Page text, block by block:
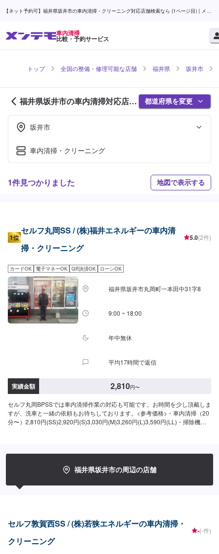
【ネット予約可】福井県坂井市の車内清掃・クリーニング対応店舗検索なら (1ページ目) | メン
車内清掃
比較・予約サービス
トップ 全国の整備・修理可能な店舗 福井県 坂井市
福井県坂井市の車内清掃対応店舗
紹介 (1ページ目)
都道府県を変更
坂井市
車内清掃・クリーニング
1件見つかりました 地図で表示する
1位
セルフ丸岡SS / (株)福井エネルギーの車内清
掃・クリーニング
5.0(2件)
カードOK 電子マネーOK QR決済OK ローンOK
福井県坂井市丸岡町一本田中31字8
9:00 ~ 18:00
年中無休
平均17時間で返信
実績金額 2,810円〜
セルフ丸岡BPSSでは車内清掃作業の対応も可能です。お時間を少し頂戴しま
すが、洗車と一緒の依頼もお待ちしております。<参考価格>・車内清掃（20
分〜）2,810円(SS)2,920円(S)3,030円(M)3,260円(L)3,590円(LL)・掃除機が
福井県坂井市の周辺の店舗
セルフ敦賀西SS / (株)若狭エネルギーの車内清掃・
クリーニング
-(-件)